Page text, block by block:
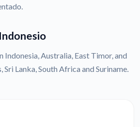
Indonesia, Australia, East Timor, and
Lanka, South Africa and Suriname.